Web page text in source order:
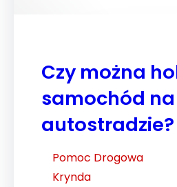
Czy można
samochód na
autostradzie?
Pomoc Drogowa
Krynda